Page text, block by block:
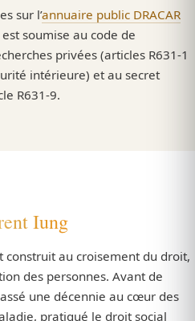
sur l’annuaire public DRACAR
est soumise au code de
privées (articles R631-1
intérieure) et au secret
R631-9.
Iung
construit au croisement du droit,
des personnes. Avant de
une décennie au cœur des
pratiqué le droit social